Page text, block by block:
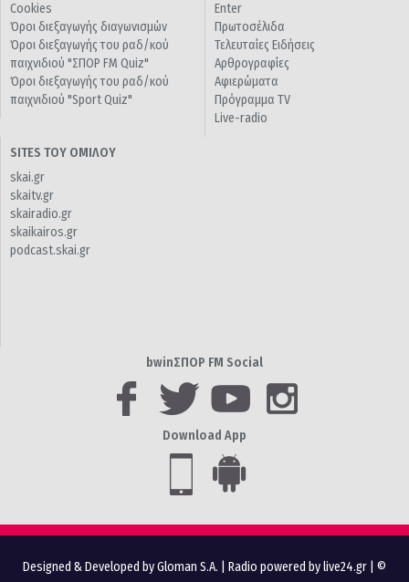
Cookies
Όροι διεξαγωγής διαγωνισμών
Όροι διεξαγωγής του ραδ/κού
παιχνιδιού "ΣΠΟΡ FM Quiz"
Όροι διεξαγωγής του ραδ/κού
παιχνιδιού "Sport Quiz"
Enter
Πρωτοσέλιδα
Τελευταίες Ειδήσεις
Αρθρογραφίες
Αφιερώματα
Πρόγραμμα TV
Live-radio
SITES ΤΟΥ ΟΜΙΛΟΥ
skai.gr
skaitv.gr
skairadio.gr
skaikairos.gr
podcast.skai.gr
bwinΣΠΟΡ FM Social
Download App
Designed & Developed by Gloman S.A. Radio powered by live24.gr | ©